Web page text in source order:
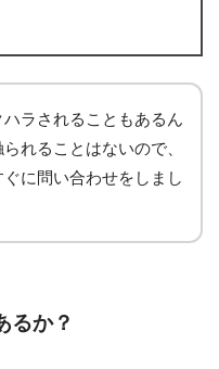
ラされることもあるん
れることはないので、
に問い合わせをしまし
るか？